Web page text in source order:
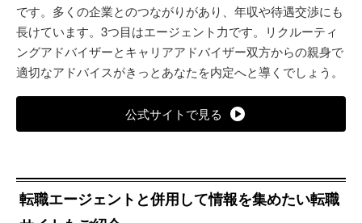
です。多くの企業とのつながりがあり、年収や待遇交渉にも
長けています。3つ目はエージェント力です。リクルーティ
ングアドバイザーとキャリアアドバイザー双方からの親身で
適切なアドバイスがきっとあなたを内定へと導くでしょう。
公式サイトで見る
転職エージェントと併用して情報を集めたい転職